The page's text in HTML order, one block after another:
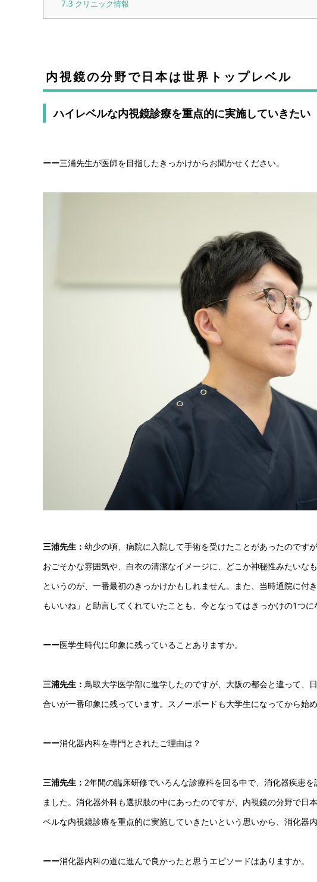
7.3 クリニック情報
内視鏡の分野で日本は世界トップレベル
ハイレベルな内視鏡診療を重点的に実施していきたい
ーー三浦先生が医師を目指したきっかけからお聞かせください。
三浦先生： 幼少の頃、病院に入院して手術を受けたことがあったのです
おごそかな雰囲気や、白衣の清潔なイメージに、どこか神秘性みたいな
というのが、一番最初のきっかけかもしれません。また、当時通院に付
もいいね」と助言してくれていたことも、今となってはきっかけの1つに
ーー医学生時代に印象に残っていることありますか。
三浦先生： 鳥取大学医学部に進学したのですが、大阪の都会と違って、
合いが一番印象に残っています。スノーボードも大学生になってから始め
ーー消化器内科を専門とされたご理由は？
三浦先生： 2年間の臨床研修でいろんな診療科を回る中で、消化器疾患
ました。消化器外科も選択肢の中にあったのですが、内視鏡の分野で日
ベルな内視鏡診療を重点的に実施していきたいという思いから、消化器
ーー消化器内科の道に進んで良かったと思うエピソードはありますか。